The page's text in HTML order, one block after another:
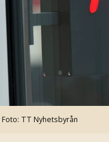
Foto: TT Nyhetsbyrån